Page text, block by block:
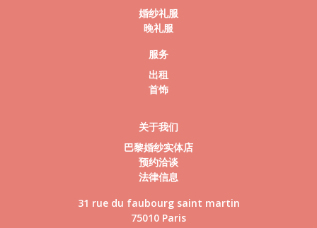
婚纱礼服
晚礼服
服务
出租
首饰
关于我们
巴黎婚纱实体店
预约洽谈
法律信息
31 rue du faubourg saint martin
75010 Paris